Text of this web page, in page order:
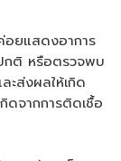
อยแสดงอาการ
กติ หรือตรวจพบ
ะส่งผลให้เกิด
ดจากการติดเชื้อ